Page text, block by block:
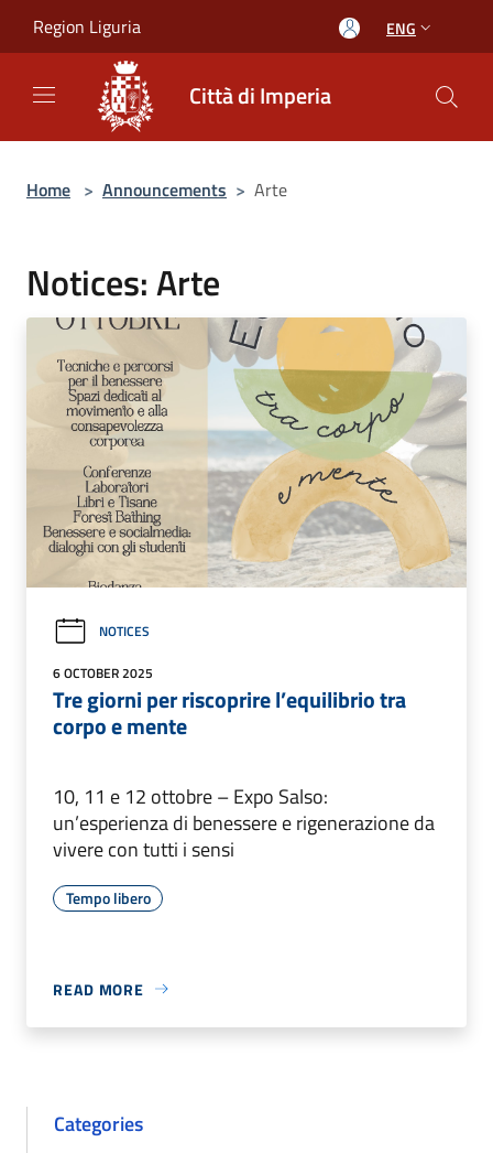
Region Liguria ENG
Città di Imperia
Home > Announcements > Arte
Notices: Arte
NOTICES
6 OCTOBER 2025
Tre giorni per riscoprire l’equilibrio tra
corpo e mente
10, 11 e 12 ottobre – Expo Salso:
un’esperienza di benessere e rigenerazione da
vivere con tutti i sensi
Tempo libero
READ MORE
Categories